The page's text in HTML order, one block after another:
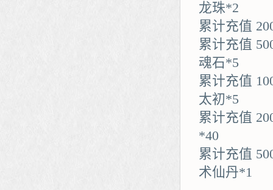
龙珠*2
累计充值
累计充值
魂石*5
累计充值
太初*5
累计充值
*40
累计充值
术仙丹*1